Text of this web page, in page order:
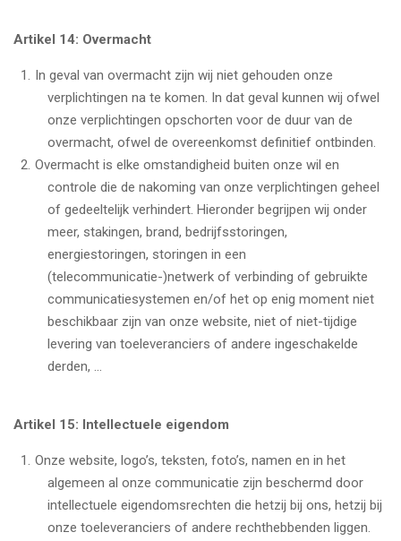
Artikel 14: Overmacht
In geval van overmacht zijn wij niet gehouden onze
verplichtingen na te komen. In dat geval kunnen wij ofwel
onze verplichtingen opschorten voor de duur van de
overmacht, ofwel de overeenkomst definitief ontbinden.
Overmacht is elke omstandigheid buiten onze wil en
controle die de nakoming van onze verplichtingen geheel
of gedeeltelijk verhindert. Hieronder begrijpen wij onder
meer, stakingen, brand, bedrijfsstoringen,
energiestoringen, storingen in een
(telecommunicatie-)netwerk of verbinding of gebruikte
communicatiesystemen en/of het op enig moment niet
beschikbaar zijn van onze website, niet of niet-tijdige
levering van toeleveranciers of andere ingeschakelde
derden, ...
Artikel 15: Intellectuele eigendom
Onze website, logo’s, teksten, foto’s, namen en in het
algemeen al onze communicatie zijn beschermd door
intellectuele eigendomsrechten die hetzij bij ons, hetzij bij
onze toeleveranciers of andere rechthebbenden liggen.